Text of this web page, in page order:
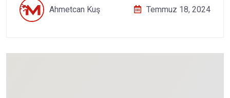
Ahmetcan Kuş Temmuz 18, 2024